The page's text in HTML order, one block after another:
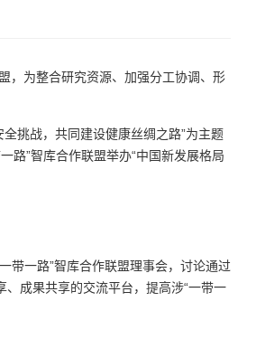
，为整合研究资源、加强分工协调、形
挑战，共同建设健康丝绸之路”为主题
路”智库合作联盟举办“中国新发展格局
带一路”智库合作联盟理事会，讨论通过
、成果共享的交流平台，提高涉“一带一